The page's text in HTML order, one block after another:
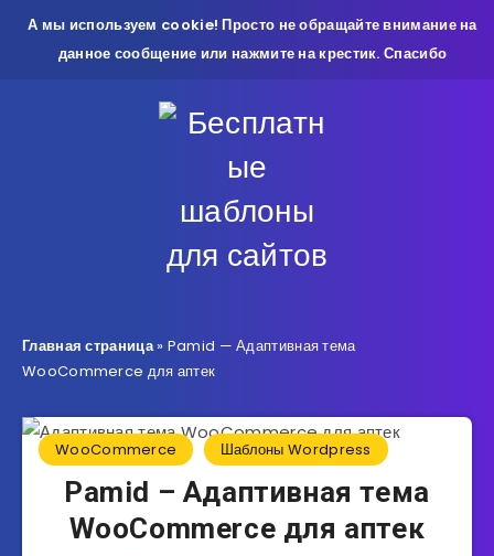
А мы используем cookie! Просто не обращайте внимание на
данное сообщение или нажмите на крестик. Спасибо
Главная страница» Pamid — Адаптивная тема
WooCommerce для аптек
WooCommerce Шаблоны Wordpress
Pamid – Адаптивная тема
WooCommerce для аптек